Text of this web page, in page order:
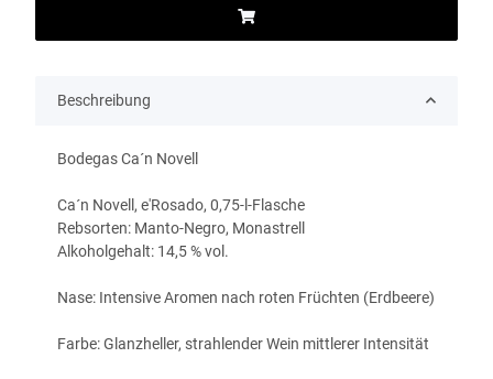
Beschreibung
Bodegas Ca´n Novell
Ca´n Novell, e'Rosado, 0,75-l-Flasche
Rebsorten: Manto-Negro, Monastrell
Alkoholgehalt: 14,5 % vol.
Nase: Intensive Aromen nach roten Früchten (Erdbeere)
Farbe: Glanzheller, strahlender Wein mittlerer Intensität